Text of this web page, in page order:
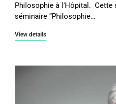
Philosophie à l’Hôpital. Cette
séminaire “Philosophie…
View details